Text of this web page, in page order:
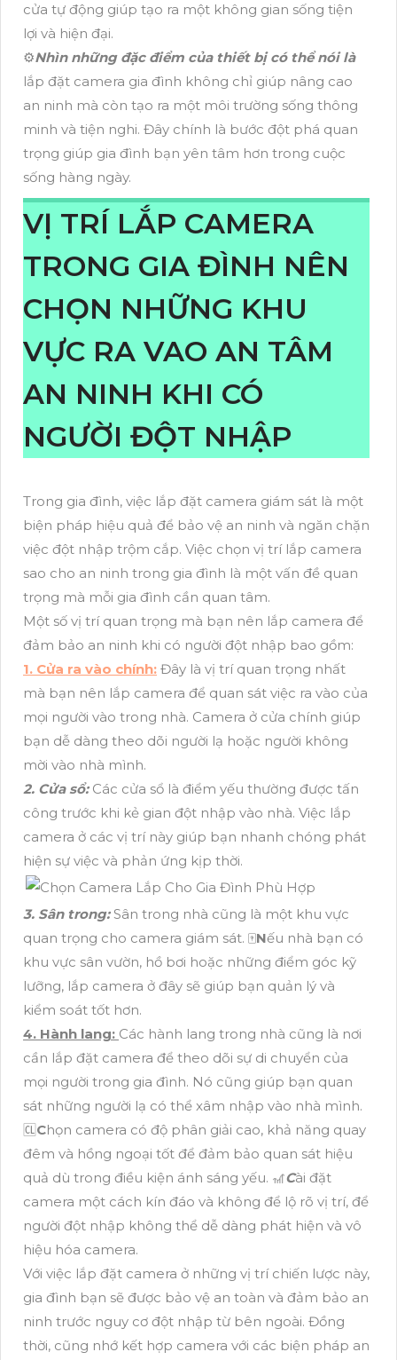
cửa tự động giúp tạo ra một không gian sống tiện
lợi và hiện đại.
⚙Nhìn những đặc điểm của thiết bị có thể nói là
lắp đặt camera gia đình không chỉ giúp nâng cao
an ninh mà còn tạo ra một môi trường sống thông
minh và tiện nghi. Đây chính là bước đột phá quan
trọng giúp gia đình bạn yên tâm hơn trong cuộc
sống hàng ngày.
VỊ TRÍ LẮP CAMERA
TRONG GIA ĐÌNH NÊN
CHỌN NHỮNG KHU
VỰC RA VAO AN TÂM
AN NINH KHI CÓ
NGƯỜI ĐỘT NHẬP
Trong gia đình, việc lắp đặt camera giám sát là một
biện pháp hiệu quả để bảo vệ an ninh và ngăn chặn
việc đột nhập trộm cắp. Việc chọn vị trí lắp camera
sao cho an ninh trong gia đình là một vấn đề quan
trọng mà mỗi gia đình cần quan tâm.
Một số vị trí quan trọng mà bạn nên lắp camera để
đảm bảo an ninh khi có người đột nhập bao gồm:
1. Cửa ra vào chính: Đây là vị trí quan trọng nhất
mà bạn nên lắp camera để quan sát việc ra vào của
mọi người vào trong nhà. Camera ở cửa chính giúp
bạn dễ dàng theo dõi người lạ hoặc người không
mời vào nhà mình.
2. Cửa sổ: Các cửa sổ là điểm yếu thường được tấn
công trước khi kẻ gian đột nhập vào nhà. Việc lắp
camera ở các vị trí này giúp bạn nhanh chóng phát
hiện sự việc và phản ứng kịp thời.
3. Sân trong:Sân trong nhà cũng là một khu vực
quan trọng cho camera giám sát. 🀄Nếu nhà bạn có
khu vực sân vườn, hồ bơi hoặc những điểm góc kỹ
lưỡng, lắp camera ở đây sẽ giúp bạn quản lý và
kiểm soát tốt hơn.
4. Hành lang: Các hành lang trong nhà cũng là nơi
cần lắp đặt camera để theo dõi sự di chuyển của
mọi người trong gia đình. Nó cũng giúp bạn quan
sát những người lạ có thể xâm nhập vào nhà mình.
🆑Chọn camera có độ phân giải cao, khả năng quay
đêm và hồng ngoại tốt để đảm bảo quan sát hiệu
quả dù trong điều kiện ánh sáng yếu. 🎢Cài đặt
camera một cách kín đáo và không để lộ rõ vị trí, để
người đột nhập không thể dễ dàng phát hiện và vô
hiệu hóa camera.
Với việc lắp đặt camera ở những vị trí chiến lược này,
gia đình bạn sẽ được bảo vệ an toàn và đảm bảo an
ninh trước nguy cơ đột nhập từ bên ngoài. Đồng
thời, cũng nhớ kết hợp camera với các biện pháp an